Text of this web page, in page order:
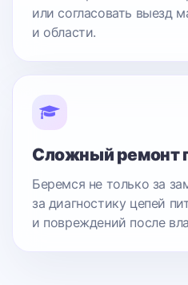
или согласовать выезд
и области.
Сложный ремонт
Беремся не только за
за диагностику цепей
и повреждений после